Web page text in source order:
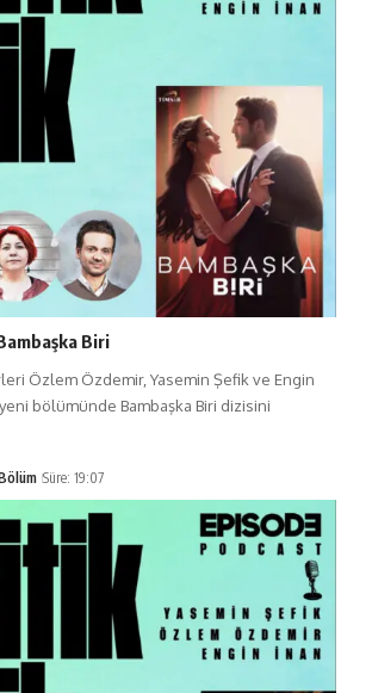
Biri
Özlem Özdemir, Yasemin Şefik ve Engin
bölümünde Bambaşka Biri dizisini
Süre: 19:07